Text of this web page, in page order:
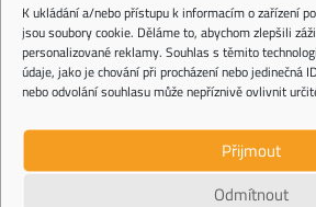
K ukládání a/nebo přístupu k informacím o zařízení
jsou soubory cookie. Děláme to, abychom zlepšili
personalizované reklamy. Souhlas s těmito
údaje, jako je chování při procházení nebo jedinečná
nebo odvolání souhlasu může nepříznivě ovlivnit
Přijmout
Odmítnout
společnosti Google.